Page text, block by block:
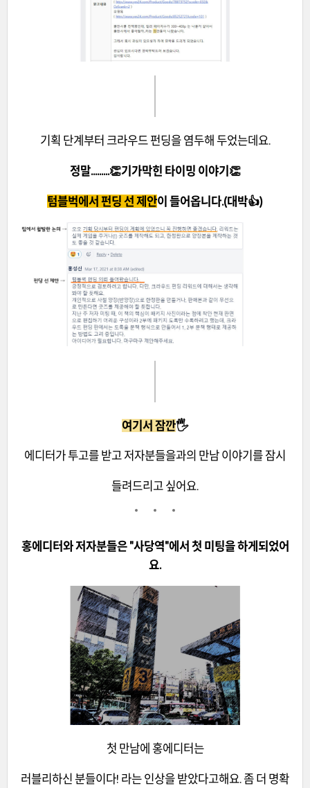
기획 단계부터 크라우드 펀딩을 염두해 두었는데요.
정말.........👏기가막힌 타이밍 이야기👏
텀블벅에서 펀딩 선 제안이 들어옵니다.(대박👍)
여기서 잠깐🖐️
에디터가 투고를 받고 저자분들을과의 만남 이야기를 잠시
들려드리고 싶어요.
홍에디터와 저자분들은 "사당역"에서 첫 미팅을 하게되었어
요.
첫 만남에 홍에디터는
러블리하신 분들이다! 라는 인상을 받았다고해요. 좀 더 명확